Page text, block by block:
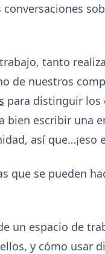
tanto
de nuestros
para distinguir los
bien escribir una
así que…¡eso
que se pueden
un espacio de
y cómo usar